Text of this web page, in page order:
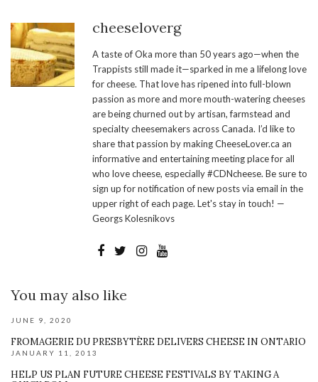
cheeseloverg
A taste of Oka more than 50 years ago—when the
Trappists still made it—sparked in me a lifelong love
for cheese. That love has ripened into full-blown
passion as more and more mouth-watering cheeses
are being churned out by artisan, farmstead and
specialty cheesemakers across Canada. I’d like to
share that passion by making CheeseLover.ca an
informative and entertaining meeting place for all
who love cheese, especially #CDNcheese. Be sure to
sign up for notification of new posts via email in the
upper right of each page. Let's stay in touch! —
Georgs Kolesnikovs
You may also like
JUNE 9, 2020
FROMAGERIE DU PRESBYTÈRE DELIVERS CHEESE IN ONTARIO
JANUARY 11, 2013
HELP US PLAN FUTURE CHEESE FESTIVALS BY TAKING A